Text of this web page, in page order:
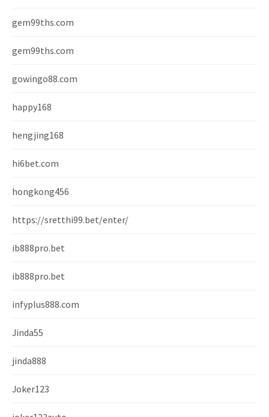
gem99ths.com
gem99ths.com
gowingo88.com
happy168
hengjing168
hi6bet.com
hongkong456
https://sretthi99.bet/enter/
ib888pro.bet
ib888pro.bet
infyplus888.com
Jinda55
jinda888
Joker123